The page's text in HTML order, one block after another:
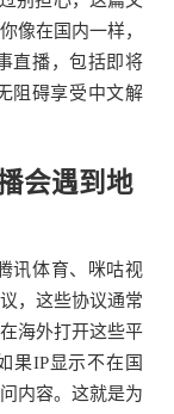
像在国内一样，
直播，包括即将
阻碍享受中文解
会遇到地
讯体育、咪咕视
，这些协议通常
海外打开这些平
果IP显示不在国
内容。这就是为